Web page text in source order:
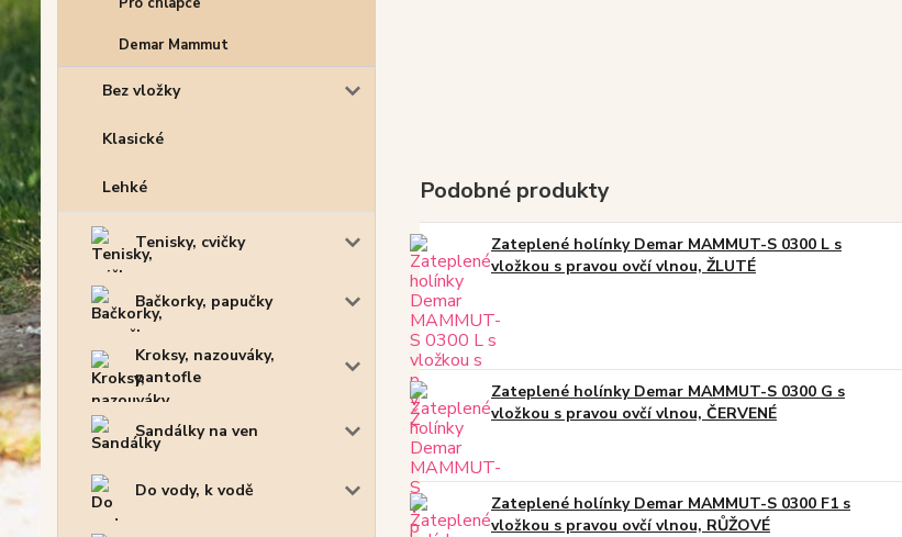
Demar Mammut
Bez vložky
Klasické
Lehké
Tenisky, cvičky
Bačkorky, papučky
Kroksy, nazouváky,
pantofle
Sandálky na ven
Do vody, k vodě
Podobné produkty
Zateplené holínky Demar MAMMUT-S 0300 L s
vložkou s pravou ovčí vlnou, ŽLUTÉ
Zateplené holínky Demar MAMMUT-S 0300 G s
vložkou s pravou ovčí vlnou, ČERVENÉ
Zateplené holínky Demar MAMMUT-S 0300 F1 s
vložkou s pravou ovčí vlnou, RŮŽOVÉ